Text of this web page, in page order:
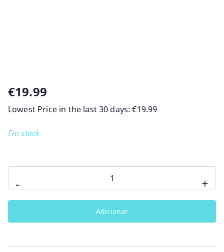
€19.99
Lowest Price in the last 30 days:€19.99
Em stock
-
de
Organizador
+
Adicionar